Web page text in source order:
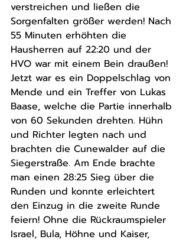
verstreichen und ließen die
Sorgenfalten größer werden! Nach
55 Minuten erhöhten die
Hausherren auf 22:20 und der
HVO war mit einem Bein draußen!
Jetzt war es ein Doppelschlag von
Mende und ein Treffer von Lukas
Baase, welche die Partie innerhalb
von 60 Sekunden drehten. Hühn
und Richter legten nach und
brachten die Cunewalder auf die
Siegerstraße. Am Ende brachte
man einen 28:25 Sieg über die
Runden und konnte erleichtert
den Einzug in die zweite Runde
feiern! Ohne die Rückraumspieler
Israel, Bula, Höhne und Kaiser,